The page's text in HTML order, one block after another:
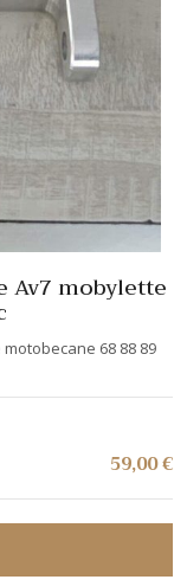
Av7 mobylette
68 88 89
59,00€